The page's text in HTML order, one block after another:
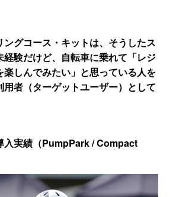
ングコース・キットは、そうしたス
経験だけど、自転車に乗れて「レジ
楽しんでみたい」と思っている人を
者（ターゲットユーザー）として
入実績（PumpPark / Compact